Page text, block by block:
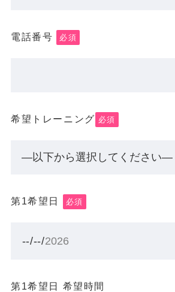
電話番号 必須
希望トレーニング 必須
第1希望日 必須
第1希望日 希望時間